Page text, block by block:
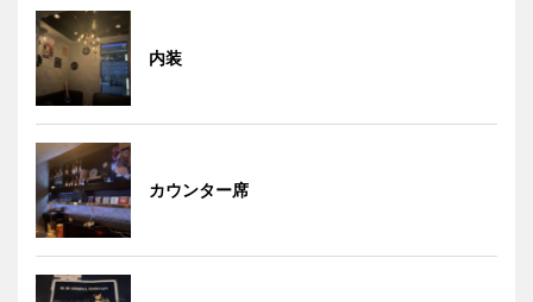
内装
カウンター席